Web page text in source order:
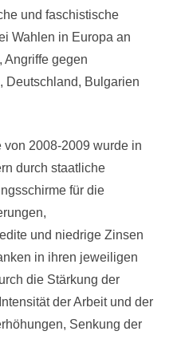
und faschistische
Wahlen in Europa an
Angriffe gegen
Deutschland, Bulgarien
2008-2009 wurde in
durch staatliche
für die
und niedrige Zinsen
in ihren jeweiligen
die Stärkung der
der Arbeit und der
Senkung der